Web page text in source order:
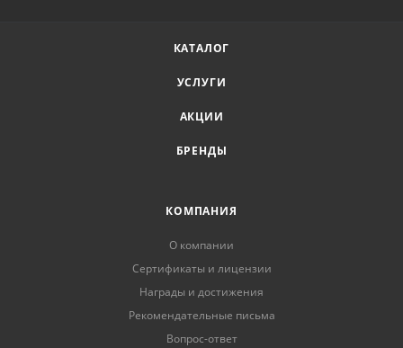
КАТАЛОГ
УСЛУГИ
АКЦИИ
БРЕНДЫ
КОМПАНИЯ
О компании
Сертификаты и лицензии
Награды и достижения
Рекомендательные письма
Вопрос-ответ